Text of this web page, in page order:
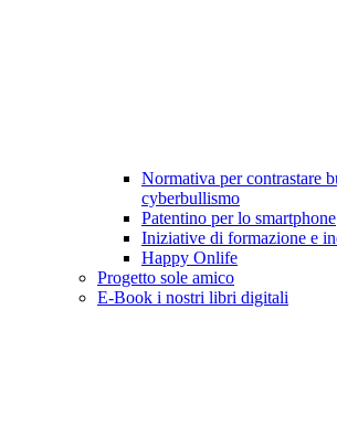
Normativa per contrastare
cyberbullismo
Patentino per lo smartphone
Iniziative di formazione e
Happy Onlife
Progetto sole amico
E-Book i nostri libri digitali